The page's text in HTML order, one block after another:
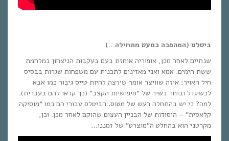
ביטלס (המהפכה כמעט מתחילה…)
שנתיים לאחר מכן, אופוריה אוחזת בעם בעקבות הניצחון במלחמת
ששת הימים. אמא ואני מאזינים לתכנית עם משפחות שגרות בבסיס
חיל האויר: איזה שוויצר אומר שירצה להיות טייס גיבור כמו אבא
לכשיגדל ובוחר בשיר של “חיפושיות הקצב” (כך קראו להם בעברית).
למה? כי יש בהתחלה רעש של מטוס. הביטלס עבורי הם כמו “מוסיקה
קלאסית” – היסודות של הבניין העצום שהוקם לאחר מכן. וכן,
מקרטני הוא בהחלט ה”מוצרט” של זמננו…